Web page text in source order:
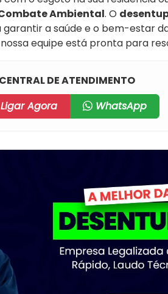
Ambiental. O
a saúde e o bem-estar
equipe está pronta para
CENTRAL DE ATENDIMENTO
Agora
WhatsApp